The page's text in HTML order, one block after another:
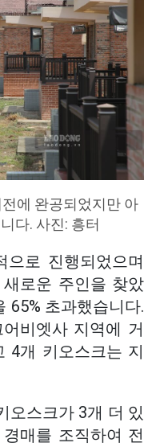
에 완공되었지만 아
다. 사진: 흥터
으로 진행되었으며
로운 주인을 찾았
65% 초과했습니다.
비엣사 지역에 거
4개 키오스크는 지
오스크가 3개 더 있
매를 조직하여 전